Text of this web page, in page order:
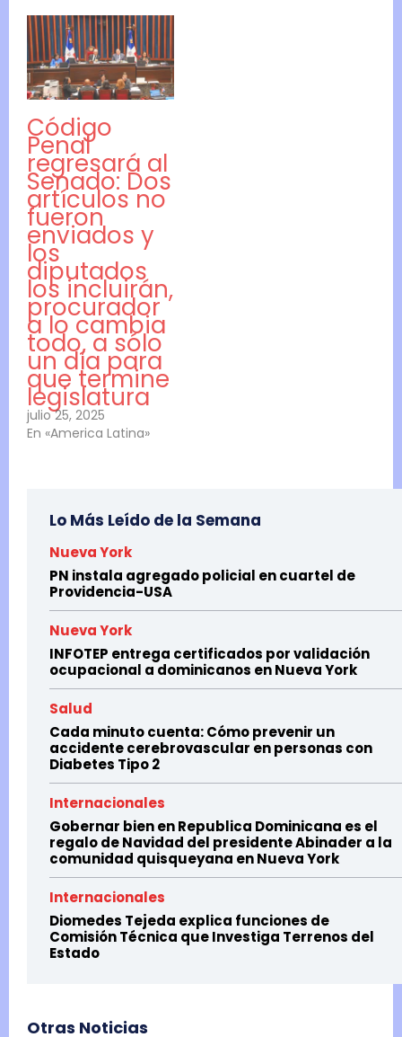
Código
Penal
regresará al
Senado: Dos
artículos no
fueron
enviados y
los
diputados
los incluirán,
procurador
a lo cambia
todo, a sólo
un día para
que termine
legislatura
julio 25, 2025
En «America Latina»
Lo Más Leído de la Semana
Nueva York
PN instala agregado policial en cuartel de
Providencia-USA
Nueva York
INFOTEP entrega certificados por validación
ocupacional a dominicanos en Nueva York
Salud
Cada minuto cuenta: Cómo prevenir un
accidente cerebrovascular en personas con
Diabetes Tipo 2
Internacionales
Gobernar bien en Republica Dominicana es el
regalo de Navidad del presidente Abinader a la
comunidad quisqueyana en Nueva York
Internacionales
Diomedes Tejeda explica funciones de
Comisión Técnica que Investiga Terrenos del
Estado
Otras Noticias